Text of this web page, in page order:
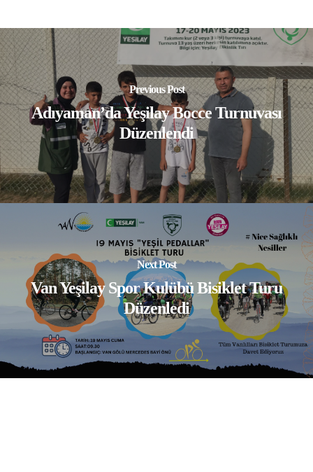
Previous Post
Adıyaman’da Yeşilay Bocce Turnuvası
Düzenlendi
Next Post
Van Yeşilay Spor Kulübü Bisiklet Turu
Düzenledi